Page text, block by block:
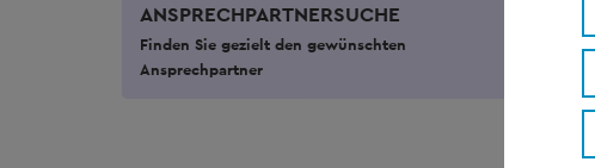
ANSPRECHPARTNERSUCHE
Finden Sie gezielt den gewünschten
Ansprechpartner